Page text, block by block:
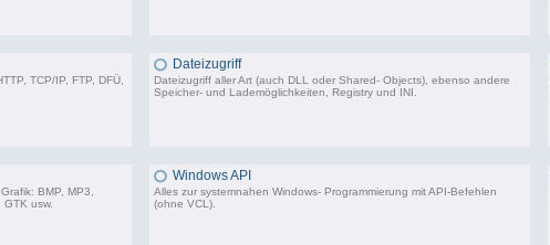
TCP/IP, FTP, DFÜ,
Dateizugriff
Dateizugriff aller Art (auch DLL oder Shared- Objects), ebenso andere
Speicher- und Lademöglichkeiten, Registry und INI.
BMP, MP3,
usw.
Windows API
Alles zur systemnahen Windows- Programmierung mit API-Befehlen
(ohne VCL).